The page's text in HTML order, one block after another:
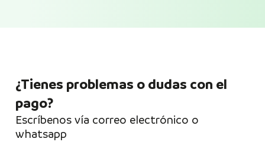
¿Tienes problemas o dudas con el
pago?
Escríbenos vía correo electrónico o
whatsapp